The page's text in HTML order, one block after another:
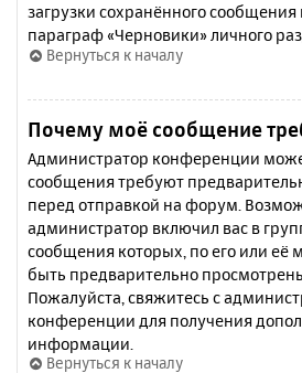
загрузки сохранённого
параграф «Черновики» личного
Вернуться к началу
Почему моё сообщение
Администратор конференции
сообщения требуют
перед отправкой на форум.
администратор включил вас в
сообщения которых, по его или
быть предварительно
Пожалуйста, свяжитесь с
конференции для получения
информации.
Вернуться к началу